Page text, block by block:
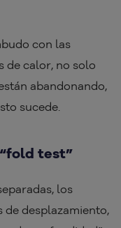
con las
de calor, no solo
abandonando,
sucede.
test”
los
de desplazamiento,